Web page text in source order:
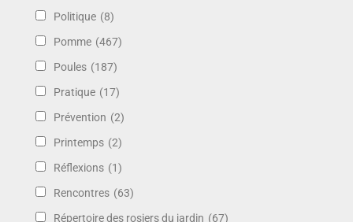
Politique (8)
Pomme (467)
Poules (187)
Pratique (17)
Prévention (2)
Printemps (2)
Réflexions (1)
Rencontres (63)
Répertoire des rosiers du jardin (67)